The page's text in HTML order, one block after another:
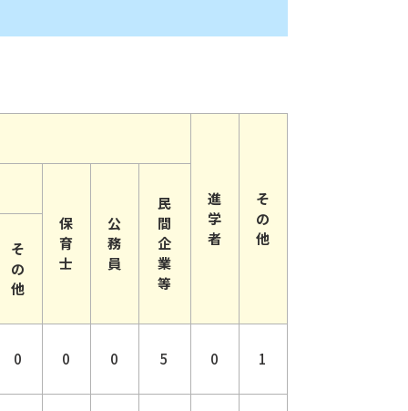
進
学
者
そ
の
他
保
育
士
公
務
員
民
間
企
業
等
そ
の
他
0 0 0 5 0 1